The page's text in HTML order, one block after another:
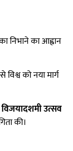
निभाने का आह्वान
को नया मार्ग
विजयादशमी उत्सव
की।